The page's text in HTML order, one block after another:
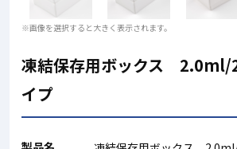
※画像を選択すると大きく表示されます。
凍結保存用ボックス 2.0ml/
イプ